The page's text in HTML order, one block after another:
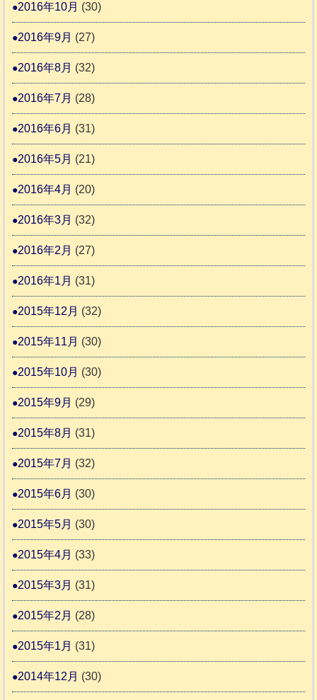
2016年10月 (30)
2016年9月 (27)
2016年8月 (32)
2016年7月 (28)
2016年6月 (31)
2016年5月 (21)
2016年4月 (20)
2016年3月 (32)
2016年2月 (27)
2016年1月 (31)
2015年12月 (32)
2015年11月 (30)
2015年10月 (30)
2015年9月 (29)
2015年8月 (31)
2015年7月 (32)
2015年6月 (30)
2015年5月 (30)
2015年4月 (33)
2015年3月 (31)
2015年2月 (28)
2015年1月 (31)
2014年12月 (30)